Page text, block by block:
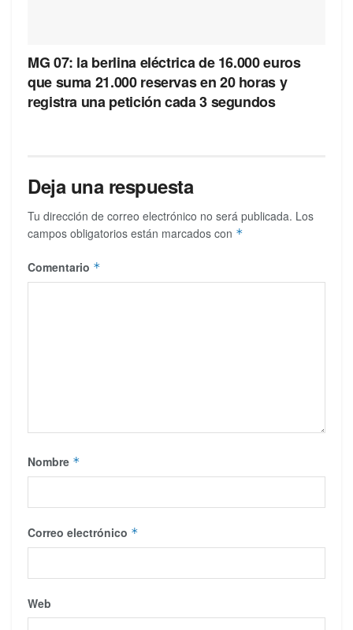
MG 07: la berlina eléctrica de 16.000 euros
que suma 21.000 reservas en 20 horas y
registra una petición cada 3 segundos
Deja una respuesta
Tu dirección de correo electrónico no será publicada. Los
campos obligatorios están marcados con *
Comentario *
Nombre *
Correo electrónico *
Web